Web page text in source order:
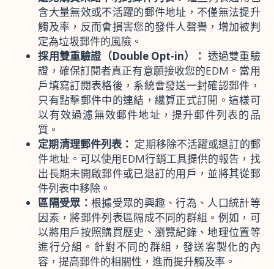
含大量無效或不活躍的郵件地址，不僅無法提升
觸及率，反而會損害您的發件人聲譽，增加被判
定為垃圾郵件的風險。
採用雙重驗證（Double Opt-in）： 透過雙重驗
證，確保訂閱者真正有意願接收您的EDM。當用
戶填寫訂閱表格後，系統會發送一封確認郵件，
只有點擊郵件中的連結，纔算正式訂閱。這樣可
以有效過濾無效郵件地址，提升郵件列表的品
質。
定期清理郵件列表： 定期移除不活躍或退訂的郵
件地址。可以使用EDM行銷工具提供的報告，找
出長期未開啟郵件或已退訂的用戶，並將其從郵
件列表中移除。
區隔受眾： 根據受眾的興趣、行為、人口統計等
因素，將郵件列表區隔成不同的群組。例如，可
以將用戶按照購買歷史、瀏覽紀錄、地理位置等
進行分組。針對不同的群組，發送客製化的內
容，提高郵件的相關性，進而提升觸及率。